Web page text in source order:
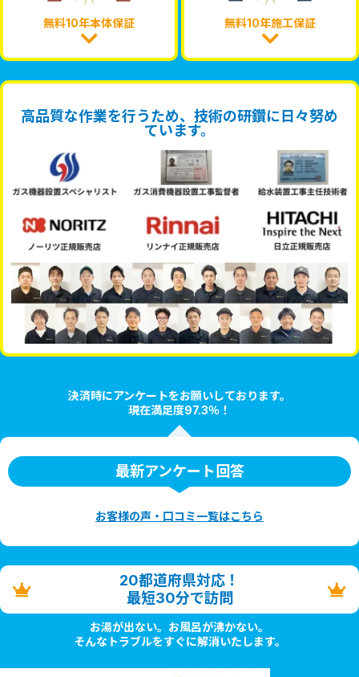
無料10年本体保証 無料10年施工保証
高品質な作業を行うため、技術の研鑽に日々努め
ています。
決済時にアンケートをお願いしております。
現在満足度97.3％！
最新アンケート回答
お客様の声・口コミ一覧はこちら
20都道府県対応！
最短30分で訪問
お湯が出ない。お風呂が沸かない。
そんなトラブルをすぐに解消いたします。